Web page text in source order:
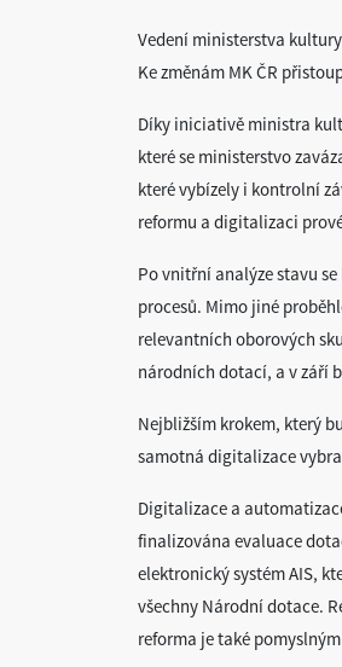
Vedení ministerstva
Ke změnám MK ČR
Díky iniciativě ministra
které se ministerstvo
které vybízely i kontrolní
reformu a digitalizaci
Po vnitřní analýze stavu
procesů. Mimo jiné
relevantních oborových
národních dotací, a v září
Nejbližším krokem, který
samotná digitalizace
Digitalizace a
finalizována evaluace
elektronický systém AIS,
všechny Národní dotace.
reforma je také